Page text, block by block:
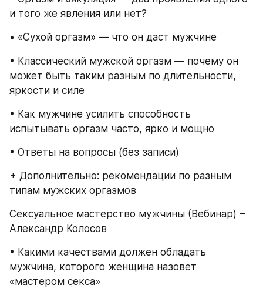
и того же явления или нет?
• «Сухой оргазм» — что он даст мужчине
• Классический мужской оргазм — почему он
может быть таким разным по длительности,
яркости и силе
• Как мужчине усилить способность
испытывать оргазм часто, ярко и мощно
• Ответы на вопросы (без записи)
+ Дополнительно: рекомендации по разным
типам мужских оргазмов
Сексуальное мастерство мужчины (Вебинар) –
Александр Колосов
• Какими качествами должен обладать
мужчина, которого женщина назовет
«мастером секса»